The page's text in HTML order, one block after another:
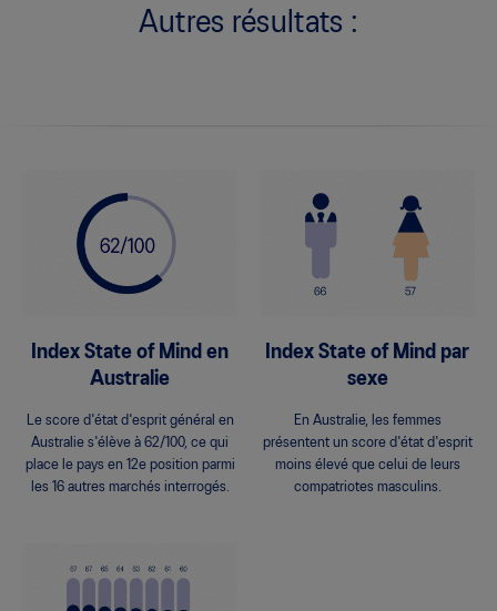
Autres résultats :
Index State of Mind en
Australie
Le score d'état d'esprit général en
Australie s'élève à 62/100, ce qui
place le pays en 12e position parmi
les 16 autres marchés interrogés.
Index State of Mind par
sexe
En Australie, les femmes
présentent un score d'état d'esprit
moins élevé que celui de leurs
compatriotes masculins.